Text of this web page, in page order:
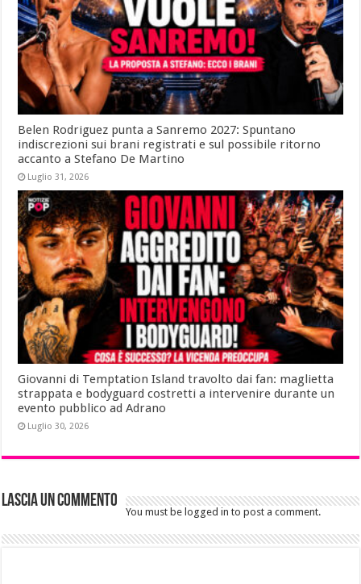
Belen Rodriguez punta a Sanremo 2027: Spuntano
indiscrezioni sui brani registrati e sul possibile ritorno
accanto a Stefano De Martino
Luglio 31, 2026
Giovanni di Temptation Island travolto dai fan: maglietta
strappata e bodyguard costretti a intervenire durante un
evento pubblico ad Adrano
Luglio 30, 2026
Lascia un commento
You must be logged in to post a comment.